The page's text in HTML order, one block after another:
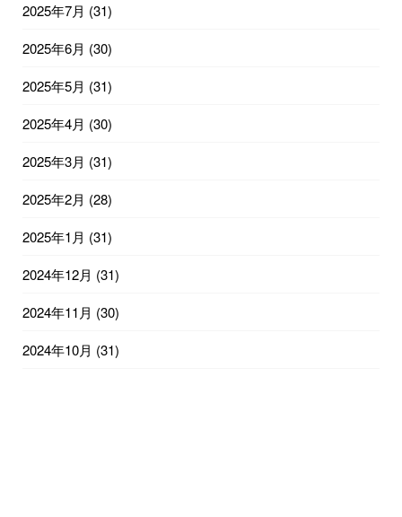
2025年7月 (31)
2025年6月 (30)
2025年5月 (31)
2025年4月 (30)
2025年3月 (31)
2025年2月 (28)
2025年1月 (31)
2024年12月 (31)
2024年11月 (30)
2024年10月 (31)